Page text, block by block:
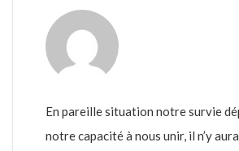
En pareille situation notre survie
notre capacité à nous unir, il n’y